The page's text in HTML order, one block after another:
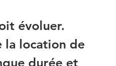
évoluer.
la location de
durée et